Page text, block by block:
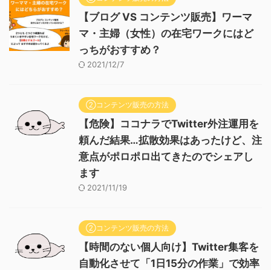
【ブログ VS コンテンツ販売】ワーマ
マ・主婦（女性）の在宅ワークにはど
っちがおすすめ？
2021/12/7
②コンテンツ販売の方法
【危険】ココナラでTwitter外注運用を
頼んだ結果…拡散効果はあったけど、注
意点がポロポロ出てきたのでシェアし
ます
2021/11/19
②コンテンツ販売の方法
【時間のない個人向け】Twitter集客を
自動化させて「1日15分の作業」で効率